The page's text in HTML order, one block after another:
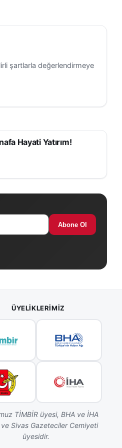
şartlarla değerlendirmeye
Hayati Yatırım!
Abone Ol
ÜYELIKLERIMIZ
TİMBİR üyesi, BHA ve İHA
Sivas Gazeteciler Cemiyeti
üyesidir.